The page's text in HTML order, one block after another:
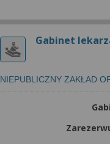
Gabinet
NIEPUBLICZNY ZAKŁAD